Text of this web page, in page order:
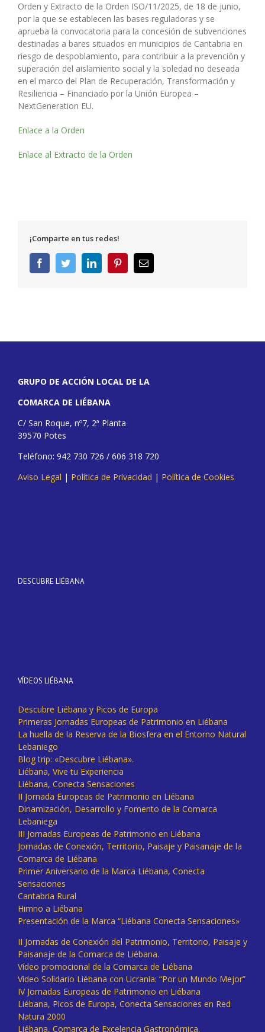
Orden y Extracto de la Orden ISO/11/2025, de 18 de junio,
por la que se establecen las bases reguladoras y se
aprueba la convocatoria para la concesión de subvenciones
destinadas a bares situados en municipios de Cantabria en
riesgo de despoblamiento, para contribuir a la prevención y
superación del aislamiento social y la soledad no deseada
en el marco del Plan de Recuperación, Transformación y
Resiliencia – Financiado por la Unión Europea –
NextGeneration EU.
Enlace a la Orden
Enlace al Extracto de la Orden
¡Comparte en tus redes!
FacebookTwitterLinkedInPinterestCorreo
electrónico
GRUPO DE ACCIÓN LOCAL DE LA
COMARCA DE LIÉBANA
C/ San Roque, nº7, 2ª Planta
39570 Potes
Teléfono: 942 730 726 / 606 318 720
Aviso Legal | Política de Privacidad | Política de Cookies
DESCUBRE LIÉBANA
VÍDEOS LIÉBANA
Descubre Liébana y Picos de Europa
Primeras Jornadas Europeas de Patrimonio en Liébana
La huella de la Reserva de la Biosfera en el Entorno Natural
Lebaniego
Blog trip: «Descubre Liébana».
Liébana, Vive tu Experiencia
Liébana, Conecta Sensaciones
II Jornada Europeas de Patrimonio en Liébana
Dinamización, Desarrollo y Fomento de la Comarca
Lebaniega
III Jornadas Europeas de Patrimonio en Liébana
Jornadas de Conexión, Territorio, Paisaje y Paisanaje de la
Comarca de Liébana
Primer Aniversario de la Marca Liébana, Conecta
Sensaciones
Cantabria Rural
Himno a Liébana
Presentación de la Marca “Liébana Conecta Sensaciones»
II Jornadas de Conexión del Patrimonio, Territorio, Paisaje y
Paisanaje de la Comarca de Liébana.
Vídeo promocional de la Comarca de Liébana
Vídeo Solidario Liébana con Ucrania: “Por un Mundo Mejor”
IV Jornadas Europeas de Patrimonio en Liébana
Liébana, Picos de Europa, Conecta Sensaciones en Red
Natura 2000
Liébana, Comarca de Excelencia Gastronómica.